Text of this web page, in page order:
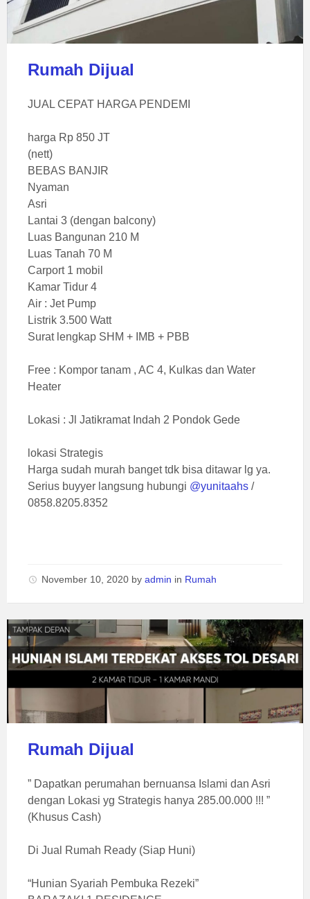
Rumah Dijual
JUAL CEPAT HARGA PENDEMI
harga Rp 850 JT
(nett)
BEBAS BANJIR
Nyaman
Asri
Lantai 3 (dengan balcony)
Luas Bangunan 210 M
Luas Tanah 70 M
Carport 1 mobil
Kamar Tidur 4
Air : Jet Pump
Listrik 3.500 Watt
Surat lengkap SHM + IMB + PBB
Free : Kompor tanam , AC 4, Kulkas dan Water
Heater
Lokasi : Jl Jatikramat Indah 2 Pondok Gede
lokasi Strategis
Harga sudah murah banget tdk bisa ditawar lg ya.
Serius buyyer langsung hubungi @yunitaahs /
0858.8205.8352
November 10, 2020 by admin in Rumah
Rumah Dijual
” Dapatkan perumahan bernuansa Islami dan Asri
dengan Lokasi yg Strategis hanya 285.00.000 !!! ”
(Khusus Cash)
Di Jual Rumah Ready (Siap Huni)
“Hunian Syariah Pembuka Rezeki”